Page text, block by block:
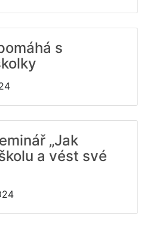
s
„Jak
a vést své